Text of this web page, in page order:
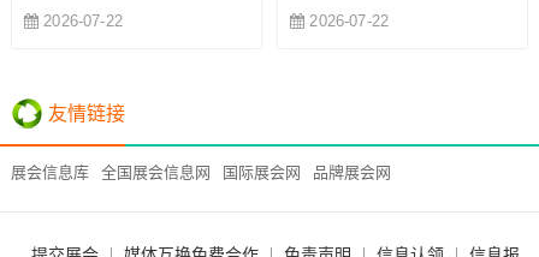
2026-07-22 2026-07-22
友情链接
展会信息库 全国展会信息网 国际展会网 品牌展会网